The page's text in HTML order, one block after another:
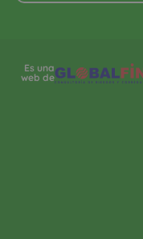
Es una
web de